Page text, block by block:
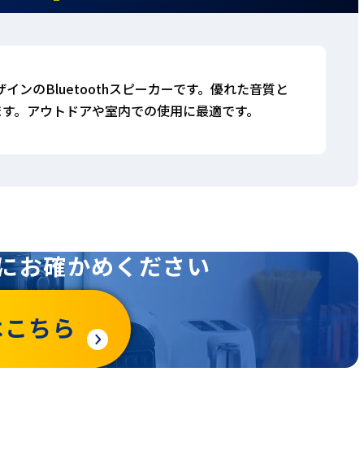
ンのBluetoothスピーカーです。優れた音質と
アウトドアや室内での使用に最適です。
お確かめください
ちら